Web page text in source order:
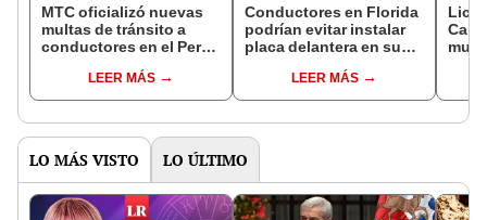
MTC oficializó nuevas
multas de tránsito a
conductores en el Perú:
llevar a retención de
vehículo y licencia este
LEER MÁS
Conductores en Florida
podrían evitar instalar
placa delantera en sus
proyecto de ley
LEER MÁS
LO MÁS VISTO LO ÚLTIMO